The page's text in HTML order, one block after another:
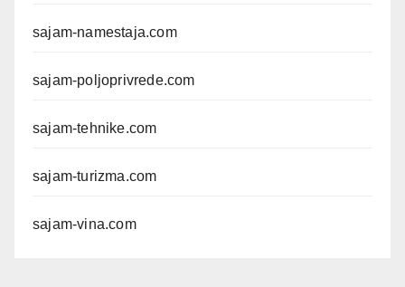
sajam-namestaja.com
sajam-poljoprivrede.com
sajam-tehnike.com
sajam-turizma.com
sajam-vina.com